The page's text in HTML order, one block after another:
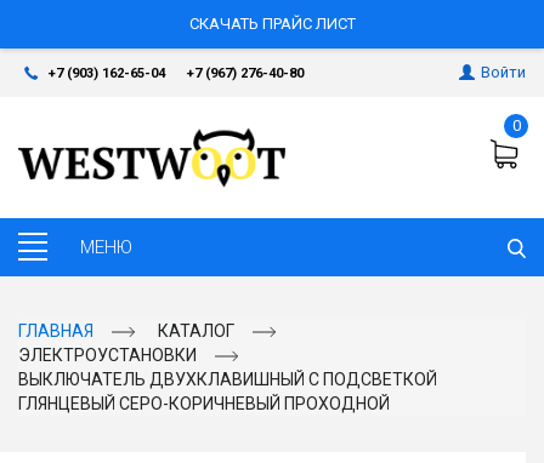
СКАЧАТЬ ПРАЙС ЛИСТ
+7 (903) 162-65-04 +7 (967) 276-40-80 Войти
0
ГЛАВНАЯ
КАТАЛОГ
ЭЛЕКТРОУСТАНОВКИ
ВЫКЛЮЧАТЕЛЬ ДВУХКЛАВИШНЫЙ С ПОДСВЕТКОЙ
ГЛЯНЦЕВЫЙ СЕРО-КОРИЧНЕВЫЙ ПРОХОДНОЙ